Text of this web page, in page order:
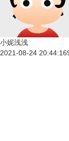
小妮浅浅
2021-08-24 20:44:16